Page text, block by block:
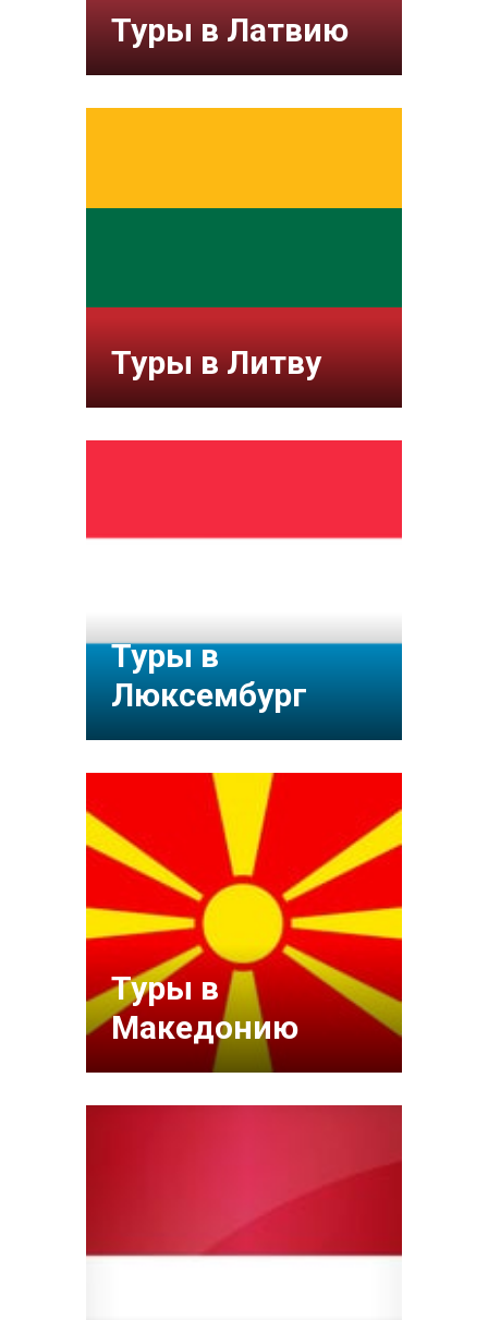
Туры в Латвию
Туры в Литву
Туры в
Люксембург
Туры в
Македонию